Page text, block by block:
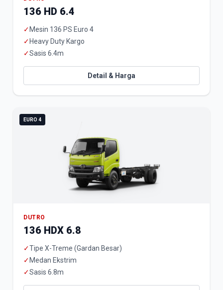
136 HD 6.4
✓ Mesin 136 PS Euro 4
✓ Heavy Duty Kargo
✓Sasis 6.4m
Detail & Harga
EURO 4
DUTRO
136 HDX 6.8
✓Tipe X-Treme (Gardan Besar)
✓ Medan Ekstrim
✓Sasis 6.8m